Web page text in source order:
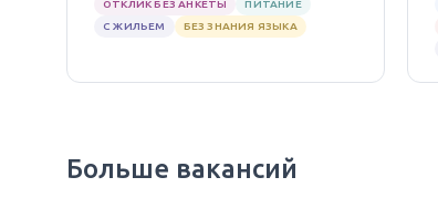
ОТКЛИК БЕЗ АНКЕТЫ
ПИТАНИЕ
С ЖИЛЬЕМ
БЕЗ ЗНАНИЯ ЯЗЫКА
Больше вакансий